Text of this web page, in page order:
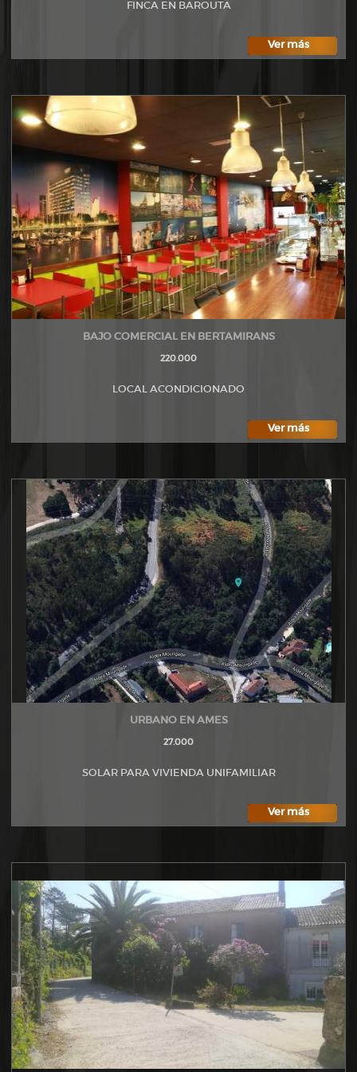
FINCA EN BAROUTA
Ver más
BAJO COMERCIAL EN BERTAMIRANS
220.000
LOCAL ACONDICIONADO
Ver más
URBANO EN AMES
27.000
SOLAR PARA VIVIENDA UNIFAMILIAR
Ver más